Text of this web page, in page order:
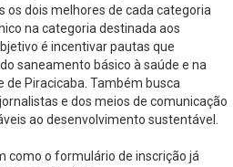
os dois melhores de cada categoria
na categoria destinada aos
é incentivar pautas que
saneamento básico à saúde e na
Piracicaba. Também busca
e dos meios de comunicação
ao desenvolvimento sustentável.
como o formulário de inscrição já